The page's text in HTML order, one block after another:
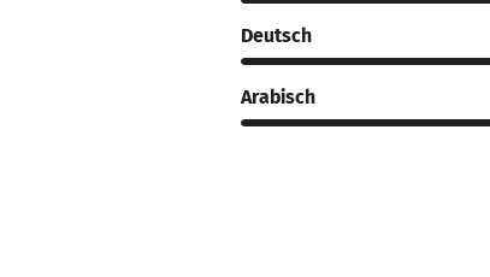
Deutsch
Arabisch